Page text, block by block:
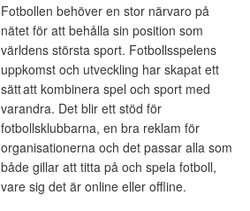
Fotbollen behöver en stor närvaro på
nätet för att behålla sin position som
världens största sport. Fotbollsspelens
uppkomst och utveckling har skapat ett
sätt att kombinera spel och sport med
varandra. Det blir ett stöd för
fotbollsklubbarna, en bra reklam för
organisationerna och det passar alla som
både gillar att titta på och spela fotboll,
vare sig det är online eller offline.